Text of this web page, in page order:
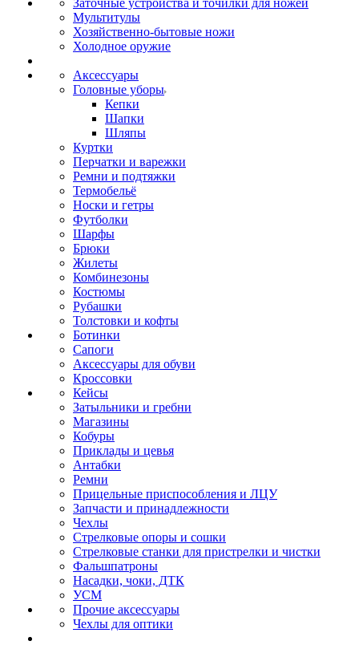
Заточные устройства и точилки для ножей
Мультитулы
Хозяйственно-бытовые ножи
Холодное оружие
Аксессуары
Головные уборы
Кепки
Шапки
Шляпы
Куртки
Перчатки и варежки
Ремни и подтяжки
Термобельё
Носки и гетры
Футболки
Шарфы
Брюки
Жилеты
Комбинезоны
Костюмы
Рубашки
Толстовки и кофты
Ботинки
Сапоги
Аксессуары для обуви
Кроссовки
Кейсы
Затыльники и гребни
Магазины
Кобуры
Приклады и цевья
Антабки
Ремни
Прицельные приспособления и ЛЦУ
Запчасти и принадлежности
Чехлы
Стрелковые опоры и сошки
Стрелковые станки для пристрелки и чистки
Фальшпатроны
Насадки, чоки, ДТК
УСМ
Прочие аксессуары
Чехлы для оптики